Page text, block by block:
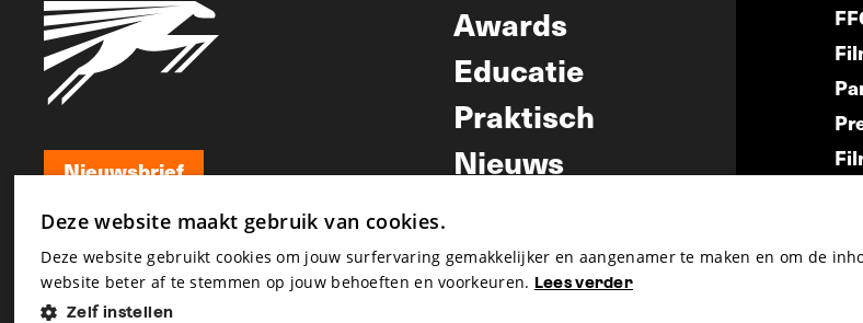
Nieuwsbrief
Nieuwsbrief
Awards
Educatie
Praktisch
Nieuws
Deze website maakt gebruik van cookies.
Deze website gebruikt cookies om jouw surfervaring gemakkelijker en aangenamer te maken en om de
website beter af te stemmen op jouw behoeften en voorkeuren. Lees verder
Zelf instellen